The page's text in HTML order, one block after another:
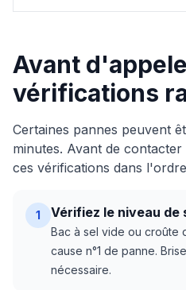
Avant
vérifications
Certaines pannes peuvent
minutes. Avant de
ces vérifications dans
1 Vérifiez le niveau de
Bac à sel vide ou croûte
cause n°1 de panne.
nécessaire.